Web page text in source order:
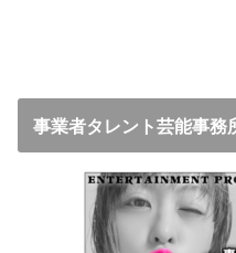
事業者タレント芸能事